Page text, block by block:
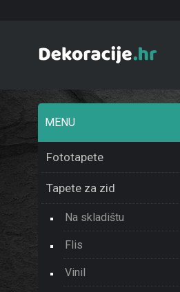
MENU
Fototapete
Tapete za zid
Na skladištu
Flis
Vinil